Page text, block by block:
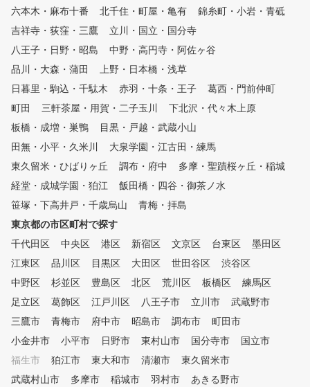
六本木・麻布十番
北千住・町屋・亀有
錦糸町・小岩・青砥
吉祥寺・荻窪・三鷹
立川・国立・国分寺
八王子・日野・昭島
中野・高円寺・阿佐ヶ谷
品川・大森・蒲田
上野・日本橋・浅草
日暮里・駒込・千駄木
赤羽・十条・王子
葛西・門前仲町
町田
三軒茶屋・用賀・二子玉川
下北沢・代々木上原
板橋・成増・巣鴨
目黒・戸越・武蔵小山
田無・小平・久米川
大泉学園・江古田・練馬
東久留米・ひばりヶ丘
調布・府中
多摩・聖蹟桜ヶ丘・稲城
経堂・成城学園・狛江
飯田橋・四谷・御茶ノ水
笹塚・下高井戸・千歳烏山
青梅・拝島
東京都の市区町村で探す
千代田区
中央区 港区 新宿区 文京区 台東区
墨田区
江東区
品川区 目黒区 大田区 世田谷区
渋谷区
中野区
杉並区 豊島区 北区 荒川区 板橋区
練馬区
足立区
葛飾区 江戸川区 八王子市 立川市
武蔵野市
三鷹市
青梅市 府中市 昭島市 調布市
町田市
小金井市
小平市 日野市 東村山市 国分寺市
国立市
福生市
狛江市 東大和市 清瀬市
東久留米市
武蔵村山市
多摩市 稲城市 羽村市
あきる野市